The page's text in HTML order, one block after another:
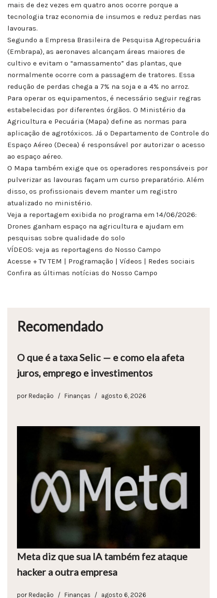
mais de dez vezes em quatro anos ocorre porque a
tecnologia traz economia de insumos e reduz perdas nas
lavouras.
Segundo a Empresa Brasileira de Pesquisa Agropecuária
(Embrapa), as aeronaves alcançam áreas maiores de
cultivo e evitam o “amassamento” das plantas, que
normalmente ocorre com a passagem de tratores. Essa
redução de perdas chega a 7% na soja e a 4% no arroz.
Para operar os equipamentos, é necessário seguir regras
estabelecidas por diferentes órgãos. O Ministério da
Agricultura e Pecuária (Mapa) define as normas para
aplicação de agrotóxicos. Já o Departamento de Controle do
Espaço Aéreo (Decea) é responsável por autorizar o acesso
ao espaço aéreo.
O Mapa também exige que os operadores responsáveis por
pulverizar as lavouras façam um curso preparatório. Além
disso, os profissionais devem manter um registro
atualizado no ministério.
Veja a reportagem exibida no programa em 14/06/2026:
Drones ganham espaço na agricultura e ajudam em
pesquisas sobre qualidade do solo
VÍDEOS: veja as reportagens do Nosso Campo
Acesse + TV TEM | Programação | Vídeos | Redes sociais
Confira as últimas notícias do Nosso Campo
Recomendado
O que é a taxa Selic — e como ela afeta
juros, emprego e investimentos
por Redação Finanças agosto 6, 2026
Meta diz que sua IA também fez ataque
hacker a outra empresa
por Redação Finanças agosto 6, 2026